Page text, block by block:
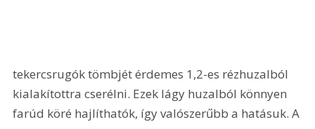
tekercsrugók tömbjét érdemes 1,2-es rézhuzalból
kialakítottra cserélni. Ezek lágy huzalból könnyen
farúd köré hajlíthatók, így valószerűbb a hatásuk. A